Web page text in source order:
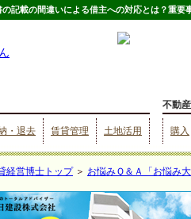
記載の間違いによる借主への対応とは？重
・退去 賃貸管理 土地活用
不動
購入
経営博士トップ＞ お悩みＱ＆Ａ「お悩み大